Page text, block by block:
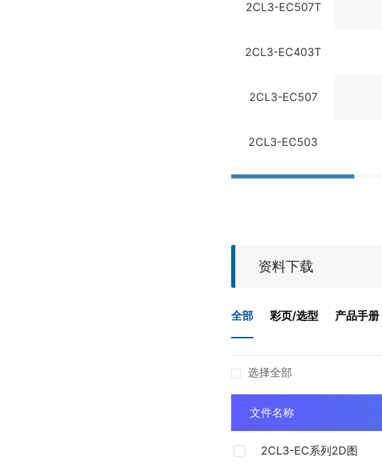
2CL3-EC507T
2CL3-EC403T
2CL3-EC507
2CL3-EC503
资料下载
全部 彩页/选型 产品手册
选择全部
文件名称
2CL3-EC系列2D图